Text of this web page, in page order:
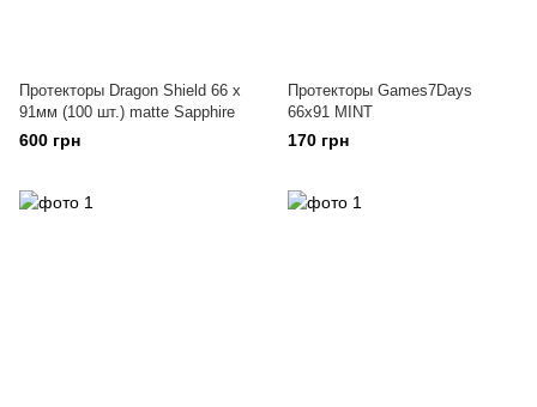
Протекторы Dragon Shield 66 x
91мм (100 шт.) matte Sapphire
600 грн
Протекторы Games7Days
66x91 MINT
170 грн